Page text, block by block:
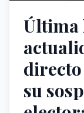
Última
directo
su